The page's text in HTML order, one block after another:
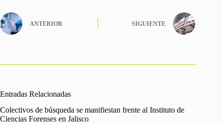
ANTERIOR SIGUIENTE
Entradas Relacionadas
Colectivos de búsqueda se manifiestan frente al Instituto de
Ciencias Forenses en Jalisco